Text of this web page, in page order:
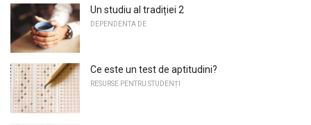
Un studiu al tradiției 2
DEPENDENTA DE
Ce este un test de aptitudini?
RESURSE PENTRU STUDENȚI